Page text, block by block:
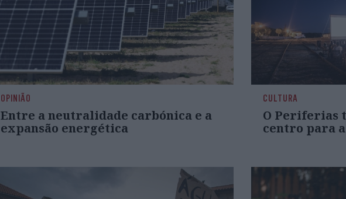
OPINIÃO
Entre a neutralidade carbónica e a
expansão energética
CULTURA
O Periferias
centro para